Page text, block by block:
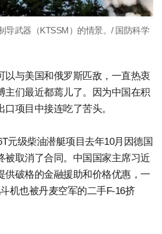
导武器（KTSSM）的情景。/ 国防科学
以与美国和俄罗斯匹敌，一直热衷
主们最近都蔫儿了。因为中国在积
项目中接连吃了苦头。
元级柴油潜艇项目去年10月因德国
被取消了合同。中国国家主席习近
供破格的金融援助和价格优惠，一
机也被丹麦空军的二手F-16挤